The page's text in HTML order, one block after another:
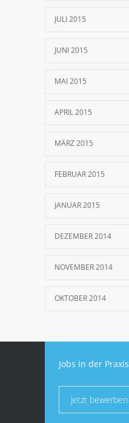
JULI 2015
JUNI 2015
MAI 2015
APRIL 2015
MÄRZ 2015
FEBRUAR 2015
JANUAR 2015
DEZEMBER 2014
NOVEMBER 2014
OKTOBER 2014
Jobs in der Praxis
Jetzt bewerben